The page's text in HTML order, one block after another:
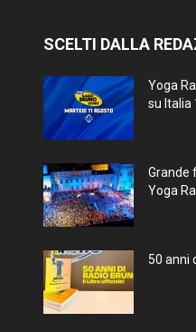
SCELTI DALLA
Yoga
su Italia
Grande
Yoga
50 anni